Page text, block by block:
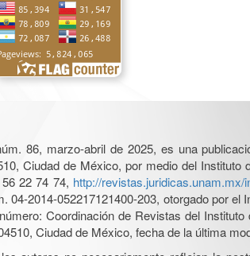
86, marzo-abril de 2025, es una
Ciudad de México, por medio del
22 74 74, http://
04-2014-052217121400-203, otorgado por
Coordinación de Revistas del
Ciudad de México, fecha de la última